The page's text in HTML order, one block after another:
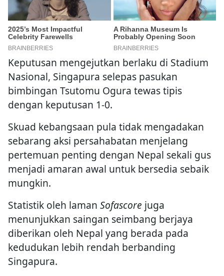
Keputusan mengejutkan berlaku di Stadium
Nasional, Singapura selepas pasukan
bimbingan Tsutomu Ogura tewas tipis
dengan keputusan 1-0.
Skuad kebangsaan pula tidak mengadakan
sebarang aksi persahabatan menjelang
pertemuan penting dengan Nepal sekali gus
menjadi amaran awal untuk bersedia sebaik
mungkin.
Statistik oleh laman Sofascore juga
menunjukkan saingan seimbang berjaya
diberikan oleh Nepal yang berada pada
kedudukan lebih rendah berbanding
Singapura.